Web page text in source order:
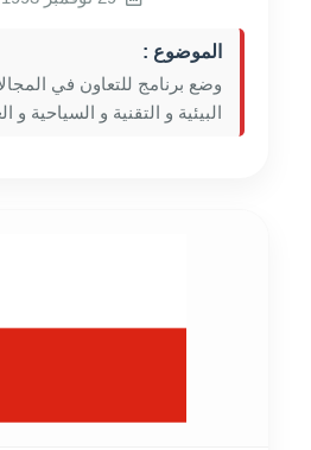
الموضوع :
وضع برنامج للتعاون في
البيئية و التقنية و السياحية و